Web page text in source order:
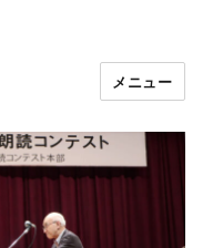
メニュー